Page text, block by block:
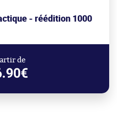
- réédition 1000
de